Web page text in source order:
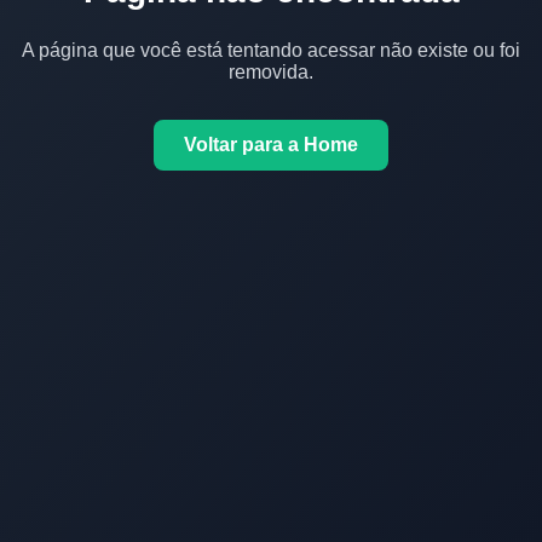
A página que você está tentando acessar não existe ou foi
removida.
Voltar para a Home